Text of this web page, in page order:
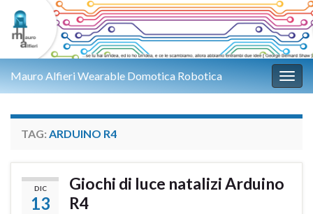
Mauro Alfieri Wearable Domotica Robotica
TAG: ARDUINO R4
DIC
13
Giochi di luce natalizi Arduino
R4